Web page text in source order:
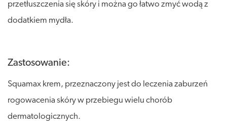
przetłuszczenia się skóry i można go łatwo zmyć wodą z
dodatkiem mydła.
Zastosowanie:
Squamax krem, przeznaczony jest do leczenia zaburzeń
rogowacenia skóry w przebiegu wielu chorób
dermatologicznych.